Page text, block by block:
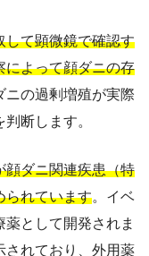
して顕微鏡で確認す
によって顔ダニの存
ニの過剰増殖が実際
断します。
顔ダニ関連疾患（特
られています。イベ
として開発されま
されており、外用薬